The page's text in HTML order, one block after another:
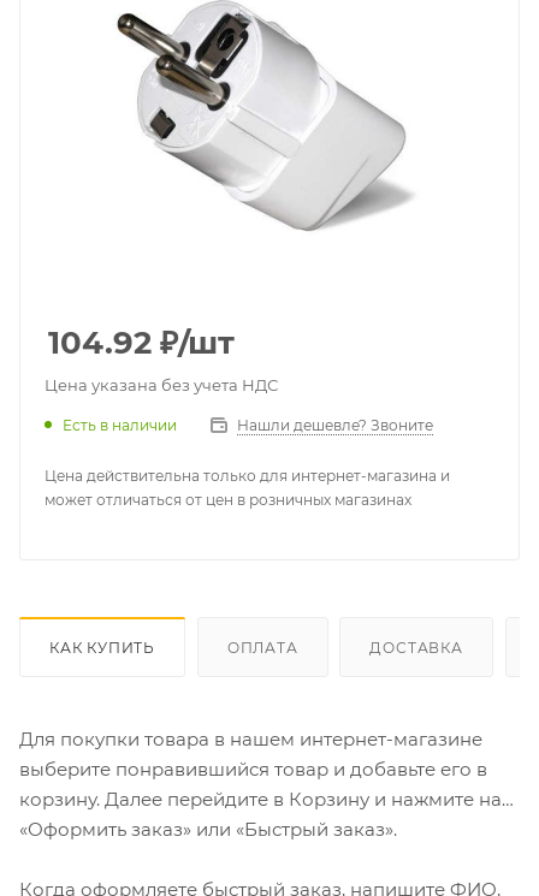
104.92 ₽/шт
Цена указана без учета НДС
Есть в наличии Нашли дешевле? Звоните
Цена действительна только для интернет-магазина и
может отличаться от цен в розничных магазинах
КАК КУПИТЬ ОПЛАТА ДОСТАВКА
Для покупки товара в нашем интернет-магазине
выберите понравившийся товар и добавьте его в
корзину. Далее перейдите в Корзину и нажмите на
«Оформить заказ» или «Быстрый заказ».
Когда оформляете быстрый заказ, напишите ФИО,